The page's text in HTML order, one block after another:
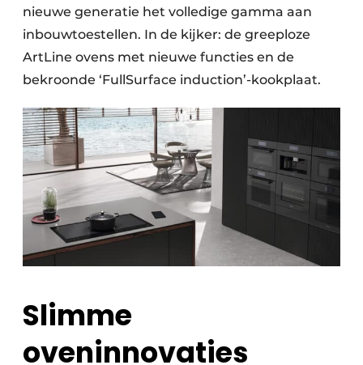
nieuwe generatie het volledige gamma aan
inbouwtoestellen. In de kijker: de greeploze
ArtLine ovens met nieuwe functies en de
bekroonde ‘FullSurface induction’-kookplaat.
Slimme
oveninnovaties